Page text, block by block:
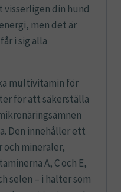
din hund
men det är
i sig alla
multivitamin för
för att säkerställa
Den innehåller ett
mineraler,
A, C och E,
selen – i halter som